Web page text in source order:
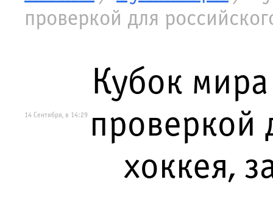
проверкой для
14 Сентября, в 14:29
Кубок
проверкой
хоккея,